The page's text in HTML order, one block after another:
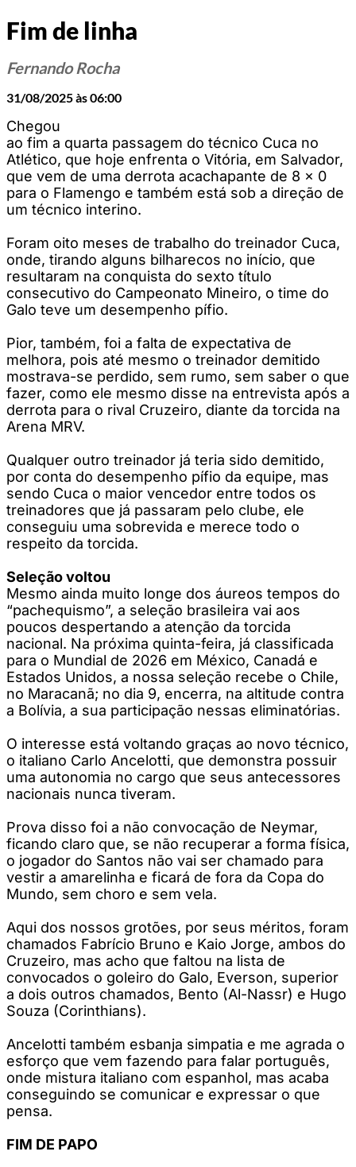
Fim de linha
Fernando Rocha
31/08/2025 às 06:00
Chegou
ao fim a quarta passagem do técnico Cuca no
Atlético, que hoje enfrenta o Vitória, em Salvador,
que vem de uma derrota acachapante de 8 x 0
para o Flamengo e também está sob a direção de
um técnico interino.
Foram oito meses de trabalho do treinador Cuca,
onde, tirando alguns bilharecos no início, que
resultaram na conquista do sexto título
consecutivo do Campeonato Mineiro, o time do
Galo teve um desempenho pífio.
Pior, também, foi a falta de expectativa de
melhora, pois até mesmo o treinador demitido
mostrava-se perdido, sem rumo, sem saber o que
fazer, como ele mesmo disse na entrevista após a
derrota para o rival Cruzeiro, diante da torcida na
Arena MRV.
Qualquer outro treinador já teria sido demitido,
por conta do desempenho pífio da equipe, mas
sendo Cuca o maior vencedor entre todos os
treinadores que já passaram pelo clube, ele
conseguiu uma sobrevida e merece todo o
respeito da torcida.
Seleção voltou
Mesmo ainda muito longe dos áureos tempos do
“pachequismo”, a seleção brasileira vai aos
poucos despertando a atenção da torcida
nacional. Na próxima quinta-feira, já classificada
para o Mundial de 2026 em México, Canadá e
Estados Unidos, a nossa seleção recebe o Chile,
no Maracanã; no dia 9, encerra, na altitude contra
a Bolívia, a sua participação nessas eliminatórias.
O interesse está voltando graças ao novo técnico,
o italiano Carlo Ancelotti, que demonstra possuir
uma autonomia no cargo que seus antecessores
nacionais nunca tiveram.
Prova disso foi a não convocação de Neymar,
ficando claro que, se não recuperar a forma física,
o jogador do Santos não vai ser chamado para
vestir a amarelinha e ficará de fora da Copa do
Mundo, sem choro e sem vela.
Aqui dos nossos grotões, por seus méritos, foram
chamados Fabrício Bruno e Kaio Jorge, ambos do
Cruzeiro, mas acho que faltou na lista de
convocados o goleiro do Galo, Everson, superior
a dois outros chamados, Bento (Al-Nassr) e Hugo
Souza (Corinthians).
Ancelotti também esbanja simpatia e me agrada o
esforço que vem fazendo para falar português,
onde mistura italiano com espanhol, mas acaba
conseguindo se comunicar e expressar o que
pensa.
FIM DE PAPO